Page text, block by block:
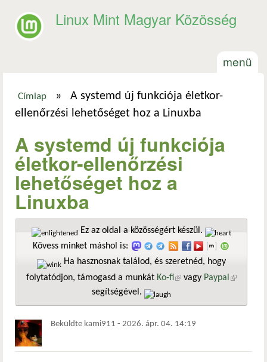
Linux Mint Magyar Közösség
menü
Jelenlegi hely
Címlap »
A systemd új funkciója életkor-
ellenőrzési lehetőséget hoz a Linuxba
A systemd új funkciója
életkor-ellenőrzési
lehetőséget hoz a
Linuxba
Ez az oldal a közösségért készül.
Kövess minket máshol is:
Ha hasznosnak találod, és szeretnéd, hogy
folytatódjon, támogasd a munkát Ko-fi(külső hivatkozás)
vagy Paypal
segítségével.
Beküldte kami911 - 2026. ápr. 04. 14:19